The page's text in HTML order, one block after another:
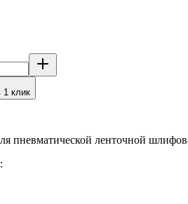
1 клик
пневматической ленточной